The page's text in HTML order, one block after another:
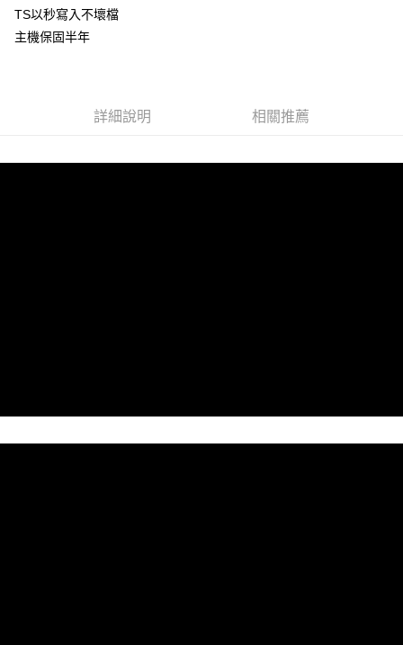
付款後萊爾富取貨
每筆NT$65，滿NT$699(含以上)免運費
付款後7-11取貨
TS以秒寫入不壞檔
主機保固半年
詳細說明 相關推薦